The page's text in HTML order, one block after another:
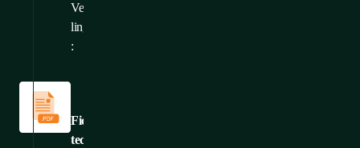
Versions
linguistiques
:
Fiche
technique
Fiches
techniques